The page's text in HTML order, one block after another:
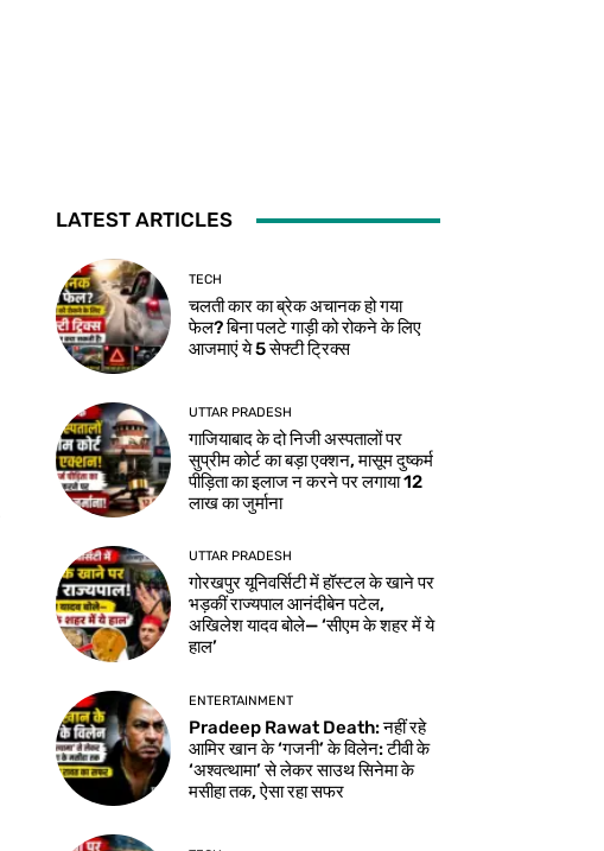
LATEST ARTICLES
TECH
चलती कार का ब्रेक अचानक हो गया
फेल? बिना पलटे गाड़ी को रोकने के लिए
आजमाएं ये 5 सेफ्टी ट्रिक्स
UTTAR PRADESH
गाजियाबाद के दो निजी अस्पतालों पर
सुप्रीम कोर्ट का बड़ा एक्शन, मासूम दुष्कर्म
पीड़िता का इलाज न करने पर लगाया 12
लाख का जुर्माना
UTTAR PRADESH
गोरखपुर यूनिवर्सिटी में हॉस्टल के खाने पर
भड़कीं राज्यपाल आनंदीबेन पटेल,
अखिलेश यादव बोले— ‘सीएम के शहर में ये
हाल’
ENTERTAINMENT
Pradeep Rawat Death: नहीं रहे
आमिर खान के ‘गजनी’ के विलेन: टीवी के
‘अश्वत्थामा’ से लेकर साउथ सिनेमा के
मसीहा तक, ऐसा रहा सफर